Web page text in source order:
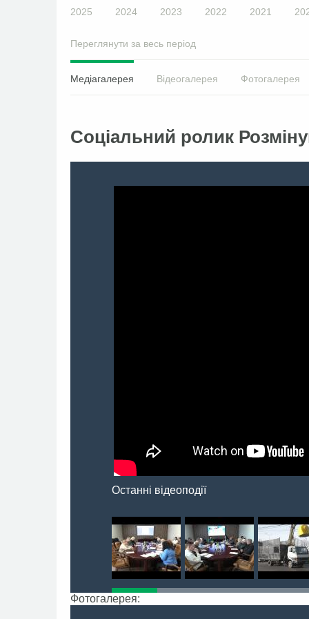
2025 2024 2023 2022 2021
Переглянути за весь період
Медіагалерея Відеогалерея Фотогалерея
Соціальний ролик
Останні відеоподії
Фотогалерея: